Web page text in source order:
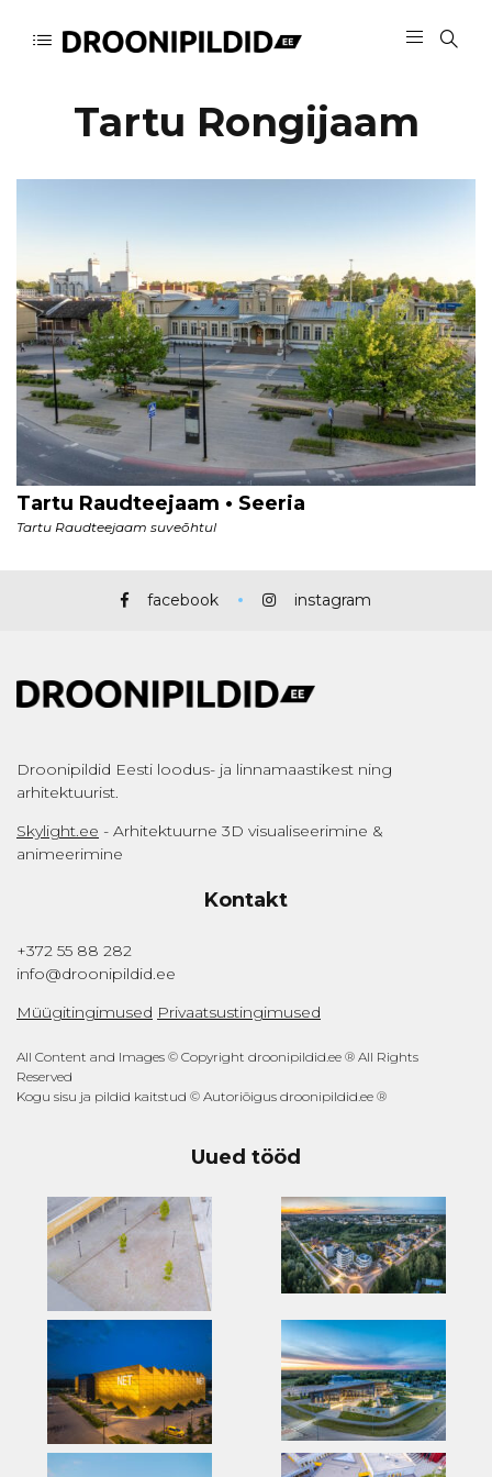
Tartu Rongijaam
facebook instagram
Droonipildid Eesti loodus- ja linnamaastikest ning
arhitektuurist.
Skylight.ee - Arhitektuurne 3D visualiseerimine &
animeerimine
Kontakt
+372 55 88 282
info@droonipildid.ee
Müügitingimused Privaatsustingimused
All Content and Images © Copyright droonipildid.ee ® All Rights
Reserved
Kogu sisu ja pildid kaitstud © Autoriõigus droonipildid.ee ®
Uued tööd